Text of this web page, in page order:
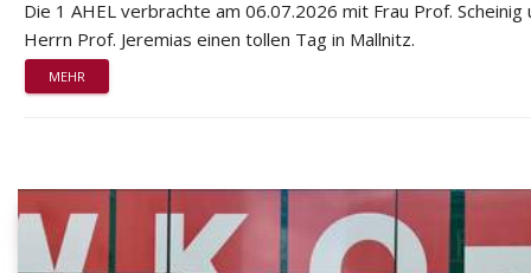
Die 1 AHEL verbrachte am 06.07.2026 mit Frau Prof. Scheinig
Herrn Prof. Jeremias einen tollen Tag in Mallnitz.
MEHR